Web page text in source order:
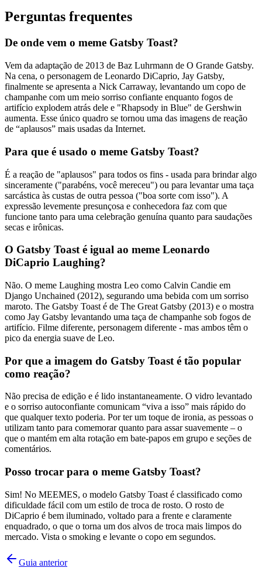
Perguntas frequentes
De onde vem o meme Gatsby Toast?
Vem da adaptação de 2013 de Baz Luhrmann de O Grande Gatsby.
Na cena, o personagem de Leonardo DiCaprio, Jay Gatsby,
finalmente se apresenta a Nick Carraway, levantando um copo de
champanhe com um meio sorriso confiante enquanto fogos de
artifício explodem atrás dele e "Rhapsody in Blue" de Gershwin
aumenta. Esse único quadro se tornou uma das imagens de reação
de “aplausos” mais usadas da Internet.
Para que é usado o meme Gatsby Toast?
É a reação de "aplausos" para todos os fins - usada para brindar algo
sinceramente ("parabéns, você mereceu") ou para levantar uma taça
sarcástica às custas de outra pessoa ("boa sorte com isso"). A
expressão levemente presunçosa e conhecedora faz com que
funcione tanto para uma celebração genuína quanto para saudações
secas e irônicas.
O Gatsby Toast é igual ao meme Leonardo
DiCaprio Laughing?
Não. O meme Laughing mostra Leo como Calvin Candie em
Django Unchained (2012), segurando uma bebida com um sorriso
maroto. The Gatsby Toast é de The Great Gatsby (2013) e o mostra
como Jay Gatsby levantando uma taça de champanhe sob fogos de
artifício. Filme diferente, personagem diferente - mas ambos têm o
pico da energia suave de Leo.
Por que a imagem do Gatsby Toast é tão popular
como reação?
Não precisa de edição e é lido instantaneamente. O vidro levantado
e o sorriso autoconfiante comunicam “viva a isso” mais rápido do
que qualquer texto poderia. Por ter um toque de ironia, as pessoas o
utilizam tanto para comemorar quanto para assar suavemente – o
que o mantém em alta rotação em bate-papos em grupo e seções de
comentários.
Posso trocar para o meme Gatsby Toast?
Sim! No MEEMES, o modelo Gatsby Toast é classificado como
dificuldade fácil com um estilo de troca de rosto. O rosto de
DiCaprio é bem iluminado, voltado para a frente e claramente
enquadrado, o que o torna um dos alvos de troca mais limpos do
mercado. Vista o smoking e levante o copo em segundos.
Guia anterior